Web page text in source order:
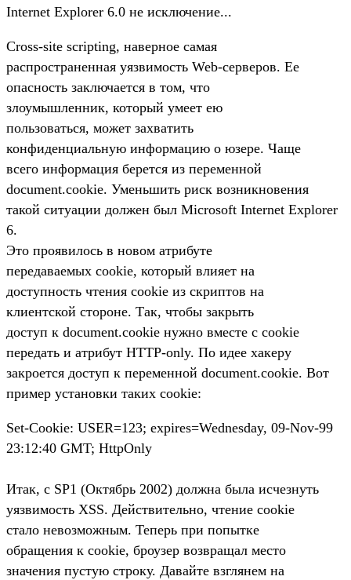
Internet Explorer 6.0 не исключение...
Сross-site scripting, наверное самая
распространенная уязвимость Web-серверов. Ее
опасность заключается в том, что
злоумышленник, который умеет ею
пользоваться, может захватить
конфиденциальную информацию о юзере. Чаще
всего информация берется из переменной
document.cookie. Уменьшить риск возникновения
такой ситуации должен был Microsoft Internet Explorer
6.
Это проявилось в новом атрибуте
передаваемых cookie, который влияет на
доступность чтения cookie из скриптов на
клиентской стороне. Так, чтобы закрыть
доступ к document.cookie нужно вместе с cookie
передать и атрибут HTTP-only. По идее хакеру
закроется доступ к переменной document.cookie. Вот
пример установки таких cookie:
Set-Cookie: USER=123; expires=Wednesday, 09-Nov-99
23:12:40 GMT; HttpOnly
Итак, с SP1 (Октябрь 2002) должна была исчезнуть
уязвимость XSS. Действительно, чтение cookie
стало невозможным. Теперь при попытке
обращения к cookie, броузер возвращал место
значения пустую строку. Давайте взглянем на